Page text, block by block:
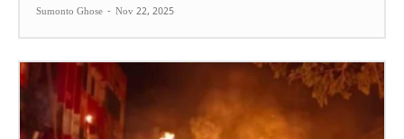
Sumonto Ghose - Nov 22, 2025